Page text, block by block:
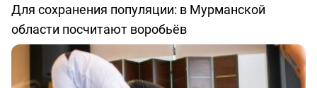
Для сохранения популяции: в Мурманской
области посчитают воробьёв